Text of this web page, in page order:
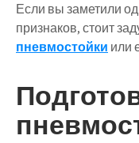
Если вы заметили
признаков, стоит
пневмостойки или